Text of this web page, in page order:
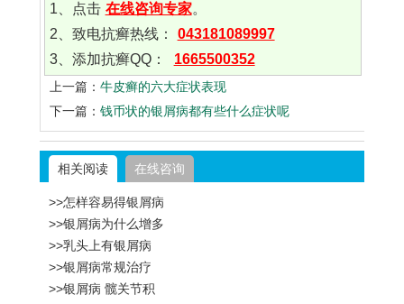
1、点击 在线咨询专家。
2、致电抗癣热线：
043181089997
3、添加抗癣QQ：
1665500352
上一篇： 牛皮癣的六大症状表现
下一篇： 钱币状的银屑病都有些什么症状呢
相关阅读 在线咨询
>>怎样容易得银屑病
>>银屑病为什么增多
>>乳头上有银屑病
>>银屑病常规治疗
>>银屑病 髋关节积